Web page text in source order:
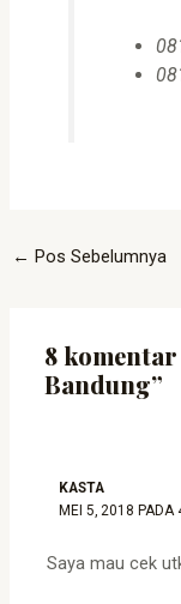
← Pos Sebelumnya
8
Bandung”
KASTA
MEI 5, 2018 PADA
Saya mau cek